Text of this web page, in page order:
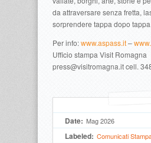
da attraversare senza fretta,
sorprendere tappa dopo tappa.
Per info:www.aspass.it–
Ufficio stampa Visit Romagna
press@visitromagna.it cell.
Date: Mag 2026
Labeled: Comunicati